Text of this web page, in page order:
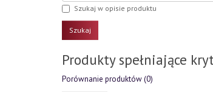
Szukaj w opisie produktu
Produkty spełniające
Porównanie produktów (0)